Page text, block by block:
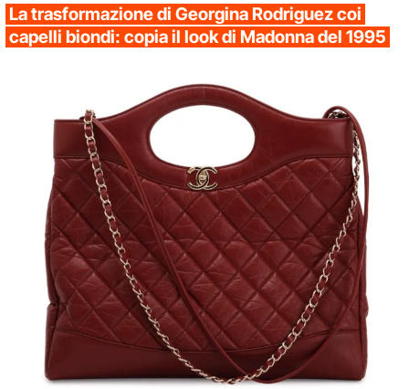
La trasformazione di Georgina Rodriguez coi
capelli biondi: copia il look di Madonna del 1995